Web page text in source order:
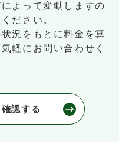
よって変動しますの
ださい。
況をもとに料金を算
軽にお問い合わせく
認する